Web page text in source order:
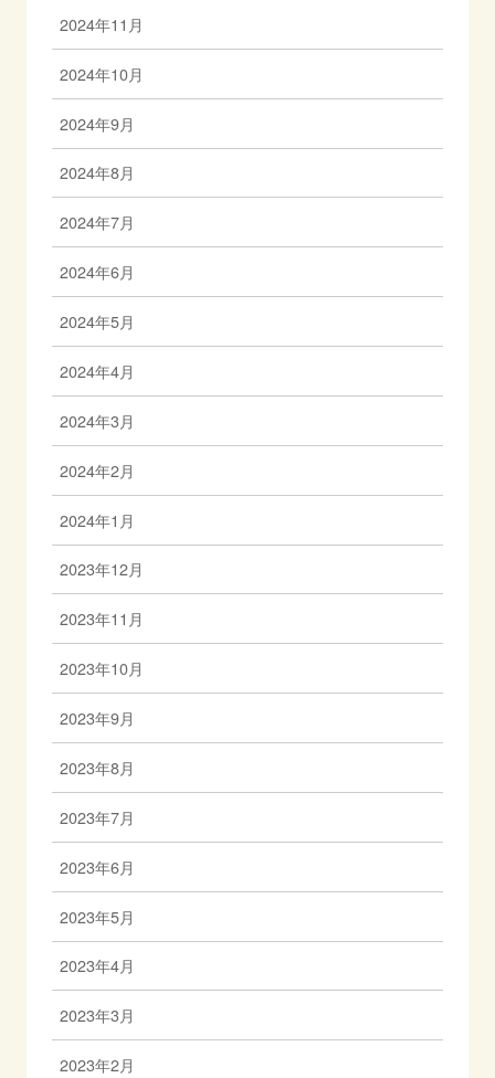
2024年11月
2024年10月
2024年9月
2024年8月
2024年7月
2024年6月
2024年5月
2024年4月
2024年3月
2024年2月
2024年1月
2023年12月
2023年11月
2023年10月
2023年9月
2023年8月
2023年7月
2023年6月
2023年5月
2023年4月
2023年3月
2023年2月